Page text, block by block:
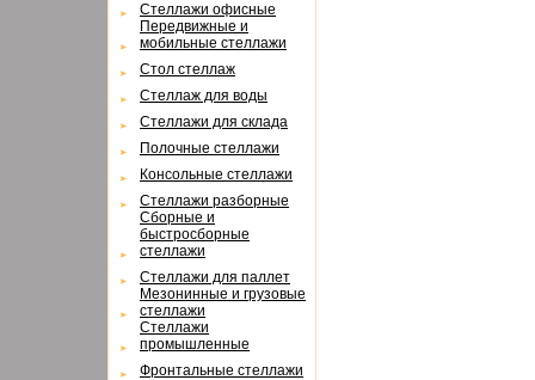
Cтеллажи офисные
Передвижные и
мобильные стеллажи
Cтол стеллаж
Cтеллаж для воды
Cтеллажи для склада
Полочные стеллажи
Консольные стеллажи
Cтеллажи разборные
Cборные и
быстросборные
стеллажи
Cтеллажи для паллет
Мезонинные и грузовые
стеллажи
Cтеллажи
промышленные
Фронтальные стеллажи